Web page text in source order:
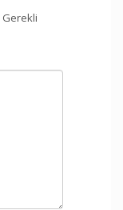
Gerekli